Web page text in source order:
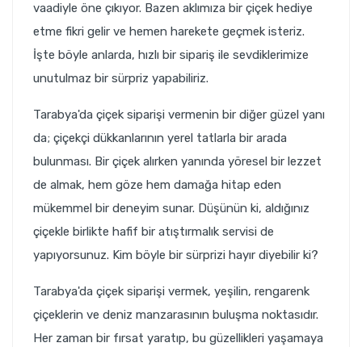
vaadiyle öne çıkıyor. Bazen aklımıza bir çiçek hediye
etme fikri gelir ve hemen harekete geçmek isteriz.
İşte böyle anlarda, hızlı bir sipariş ile sevdiklerimize
unutulmaz bir sürpriz yapabiliriz.
Tarabya'da çiçek siparişi vermenin bir diğer güzel yanı
da; çiçekçi dükkanlarının yerel tatlarla bir arada
bulunması. Bir çiçek alırken yanında yöresel bir lezzet
de almak, hem göze hem damağa hitap eden
mükemmel bir deneyim sunar. Düşünün ki, aldığınız
çiçekle birlikte hafif bir atıştırmalık servisi de
yapıyorsunuz. Kim böyle bir sürprizi hayır diyebilir ki?
Tarabya'da çiçek siparişi vermek, yeşilin, rengarenk
çiçeklerin ve deniz manzarasının buluşma noktasıdır.
Her zaman bir fırsat yaratıp, bu güzellikleri yaşamaya